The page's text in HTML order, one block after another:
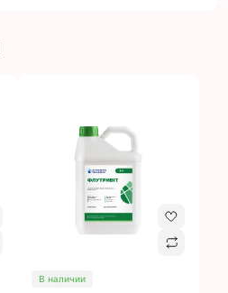
В наличии